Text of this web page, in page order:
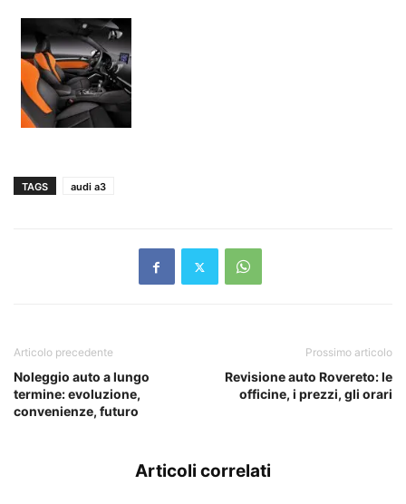
TAGS audi a3
Articolo precedente
Noleggio auto a lungo
termine: evoluzione,
convenienze, futuro
Prossimo articolo
Revisione auto Rovereto: le
officine, i prezzi, gli orari
Articoli correlati